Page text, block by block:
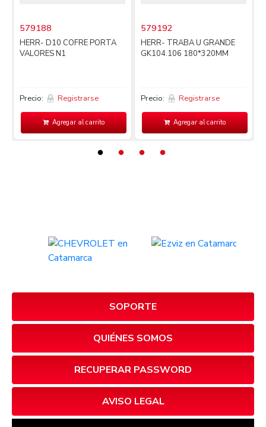
579188
HERR- D10 COFRE PORTA
VALORES N1
Precio: Registrarse
Agregar al carrito
579192
HERR- TRABA U GRANDE
GK104.106 180*320MM
Precio: Registrarse
Agregar al carrito
SOPORTE
QUIÉNES SOMOS
RECUPERAR PASSWORD
AVISO LEGAL